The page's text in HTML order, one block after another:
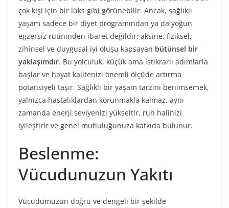
çok kişi için bir lüks gibi görünebilir. Ancak, sağlıklı
yaşam sadece bir diyet programından ya da yoğun
egzersiz rutininden ibaret değildir; aksine, fiziksel,
zihinsel ve duygusal iyi oluşu kapsayan bütünsel bir
yaklaşımdır. Bu yolculuk, küçük ama istikrarlı adımlarla
başlar ve hayat kalitenizi önemli ölçüde artırma
potansiyeli taşır. Sağlıklı bir yaşam tarzını benimsemek,
yalnızca hastalıklardan korunmakla kalmaz, aynı
zamanda enerji seviyenizi yükseltir, ruh halinizi
iyileştirir ve genel mutluluğunuza katkıda bulunur.
Beslenme:
Vücudunuzun Yakıtı
Vücudumuzun doğru ve dengeli bir şekilde